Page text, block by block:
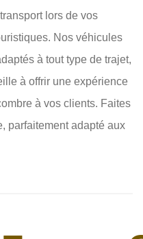
lors de vos
Nos véhicules
à tout type de trajet,
à offrir une expérience
à vos clients. Faites
parfaitement adapté aux